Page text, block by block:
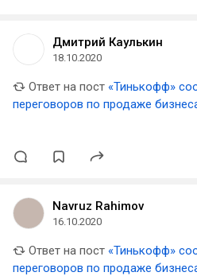
Дмитрий Каулькин
18.10.2020
Ответ на пост «Тинькофф»
переговоров по продаже
Navruz Rahimov
16.10.2020
Ответ на пост «Тинькофф»
переговоров по продаже